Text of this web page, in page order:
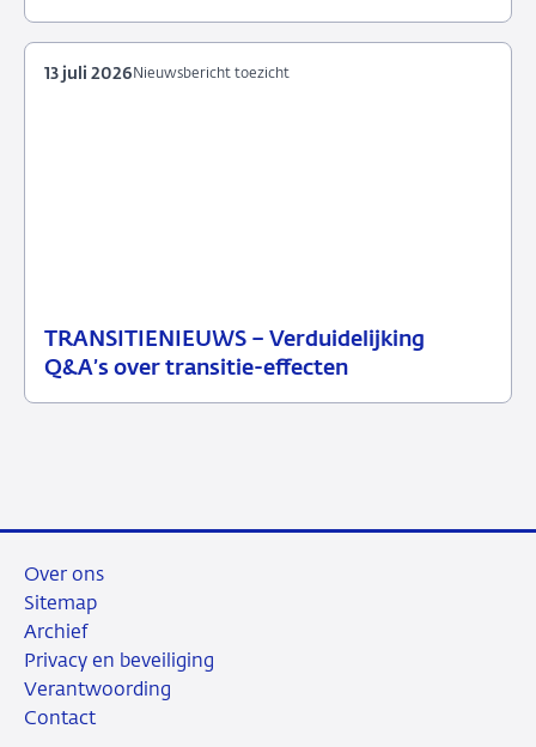
TRANSITIENIEUWS – Verduidelijking
Q&A’s over transitie-effecten
13
Nieuwsbericht
Nieuwsbericht toezicht
13 juli 2026
Over ons
Sitemap
Archief
Privacy en beveiliging
Verantwoording
Contact